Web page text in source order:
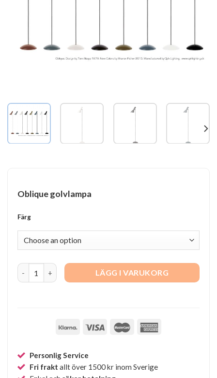
Oblique golvlampa
Färg
Oblique golvlampa quantityLÄGG I VARUKORG
Personlig Service
Fri frakt allt över 1500 kr inom Sverige